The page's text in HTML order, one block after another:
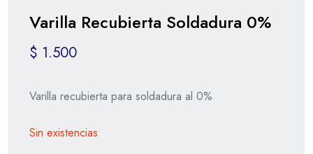
Varilla Recubierta Soldadura 0%
$ 1.500
Varilla recubierta para soldadura al 0%
Sin existencias